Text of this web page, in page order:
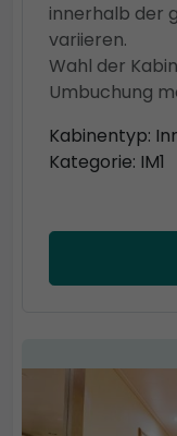
innerhalb der
variieren.
Wahl der
Umbuchung
Kabinentyp:
Kategorie: IM1